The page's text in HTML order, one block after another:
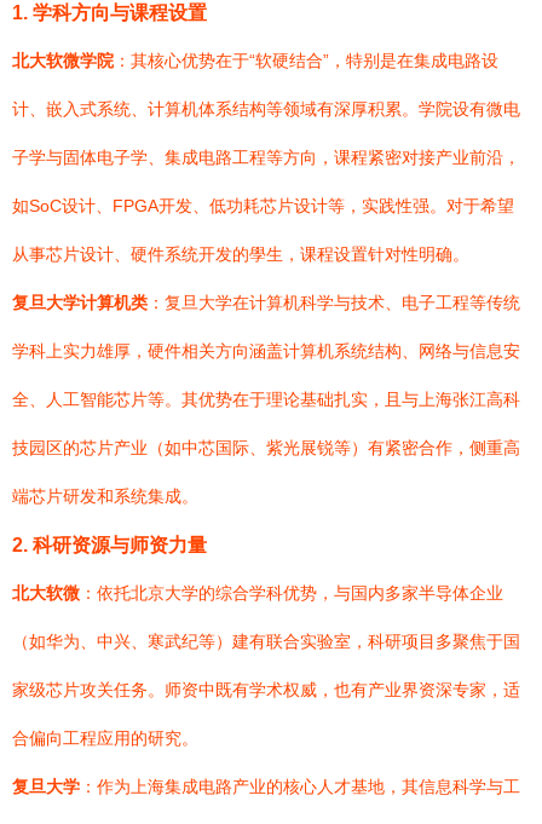
1. 学科方向与课程设置
北大软微学院：其核心优势在于“软硬结合”，特别是在集成电路设
计、嵌入式系统、计算机体系结构等领域有深厚积累。学院设有微电
子学与固体电子学、集成电路工程等方向，课程紧密对接产业前沿，
如SoC设计、FPGA开发、低功耗芯片设计等，实践性强。对于希望
从事芯片设计、硬件系统开发的學生，课程设置针对性明确。
复旦大学计算机类 ：复旦大学在计算机科学与技术、电子工程等传统
学科上实力雄厚，硬件相关方向涵盖计算机系统结构、网络与信息安
全、人工智能芯片等。其优势在于理论基础扎实，且与上海张江高科
技园区的芯片产业（如中芯国际、紫光展锐等）有紧密合作，侧重高
端芯片研发和系统集成。
2. 科研资源与师资力量
北大软微 ：依托北京大学的综合学科优势，与国内多家半导体企业
（如华为、中兴、寒武纪等）建有联合实验室，科研项目多聚焦于国
家级芯片攻关任务。师资中既有学术权威，也有产业界资深专家，适
合偏向工程应用的研究。
复旦大学 ：作为上海集成电路产业的核心人才基地，其信息科学与工